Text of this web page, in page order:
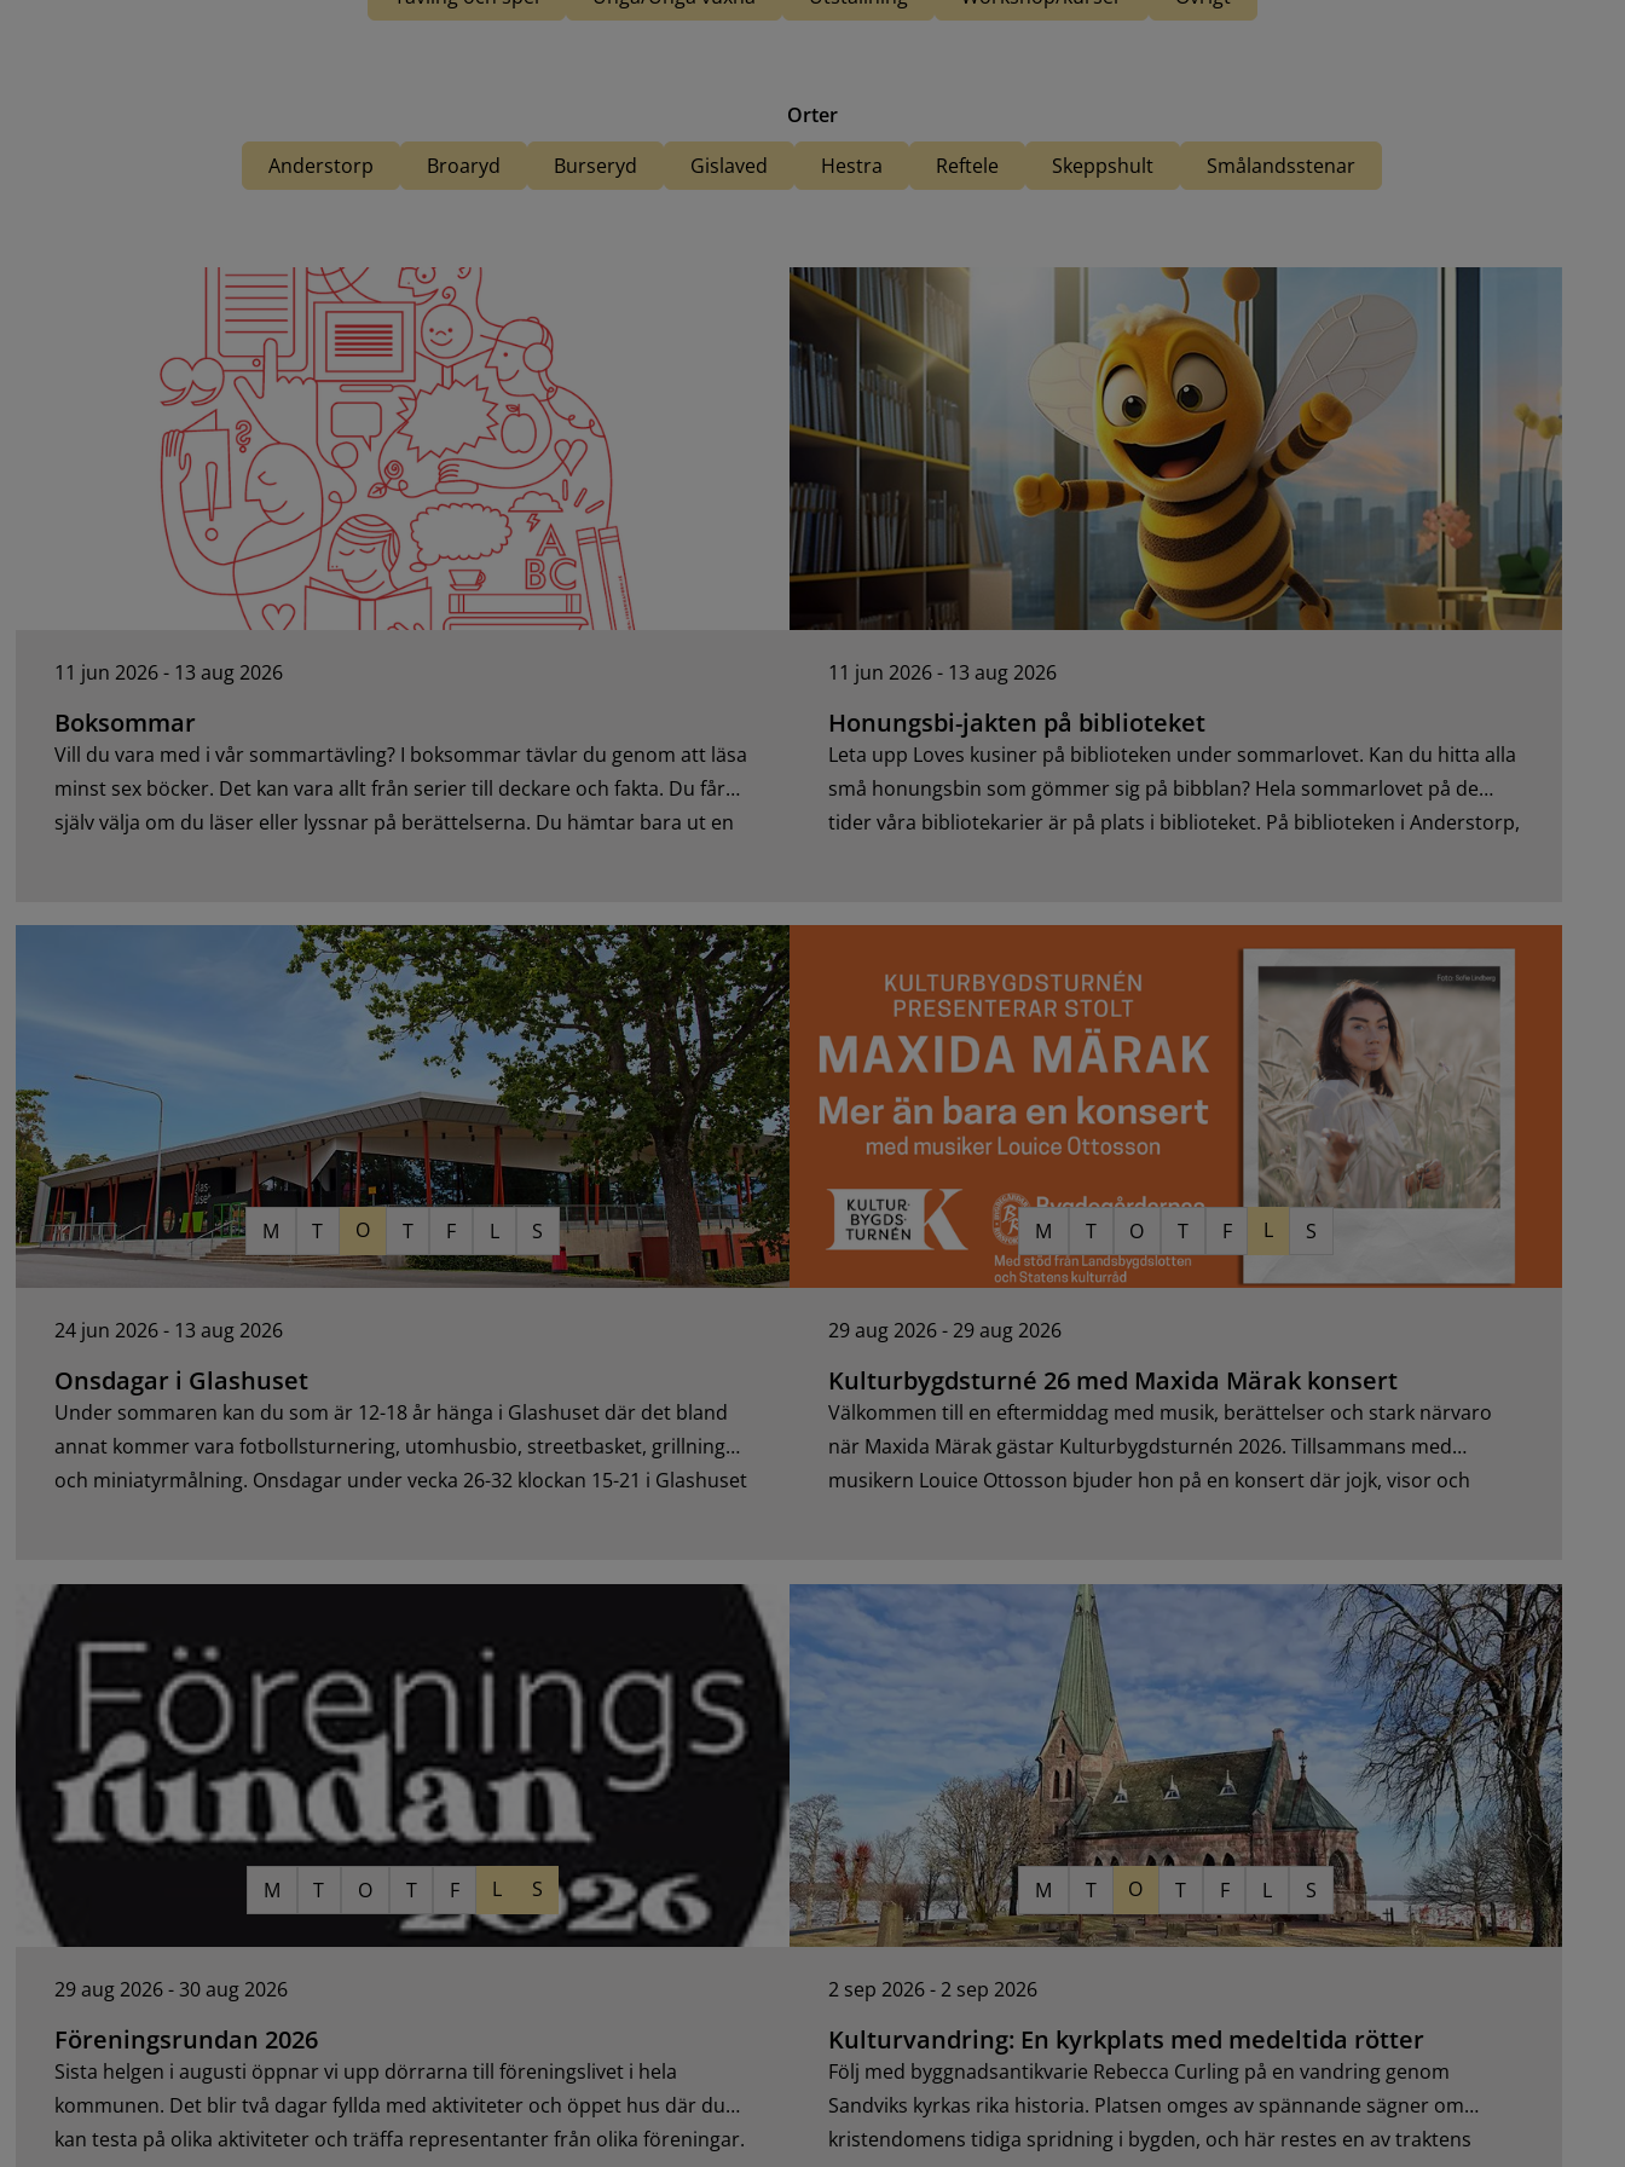
Orter
Anderstorp
Broaryd Burseryd Gislaved Hestra Reftele Skeppshult Smålandsstenar
11 jun 2026 - 13 aug 2026
Boksommar
Vill du vara med i vår sommartävling? I boksommar tävlar du genom att läsa
minst sex böcker. Det kan vara allt från serier till deckare och fakta. Du får
själv välja om du läser eller lyssnar på berättelserna. Du hämtar bara ut en
11 jun 2026 - 13 aug 2026
Honungsbi-jakten på biblioteket
Leta upp Loves kusiner på biblioteken under sommarlovet. Kan du hitta alla
små honungsbin som gömmer sig på bibblan? Hela sommarlovet på de
tider våra bibliotekarier är på plats i biblioteket. På biblioteken i Anderstorp,
M T O T F L S
24 jun 2026 - 13 aug 2026
Onsdagar i Glashuset
Under sommaren kan du som är 12-18 år hänga i Glashuset där det bland
annat kommer vara fotbollsturnering, utomhusbio, streetbasket, grillning
och miniatyrmålning. Onsdagar under vecka 26-32 klockan 15-21 i Glashuset
M T O T F L S
29 aug 2026 - 29 aug 2026
Kulturbygdsturné 26 med Maxida Märak konsert
Välkommen till en eftermiddag med musik, berättelser och stark närvaro
när Maxida Märak gästar Kulturbygdsturnén 2026. Tillsammans med
musikern Louice Ottosson bjuder hon på en konsert där jojk, visor och
M T O T F L S
29 aug 2026 - 30 aug 2026
Föreningsrundan 2026
Sista helgen i augusti öppnar vi upp dörrarna till föreningslivet i hela
kommunen. Det blir två dagar fyllda med aktiviteter och öppet hus där du
kan testa på olika aktiviteter och träffa representanter från olika föreningar.
M T O T F L S
2 sep 2026 - 2 sep 2026
Kulturvandring: En kyrkplats med medeltida rötter
Följ med byggnadsantikvarie Rebecca Curling på en vandring genom
Sandviks kyrkas rika historia. Platsen omges av spännande sägner om
kristendomens tidiga spridning i bygden, och här restes en av traktens